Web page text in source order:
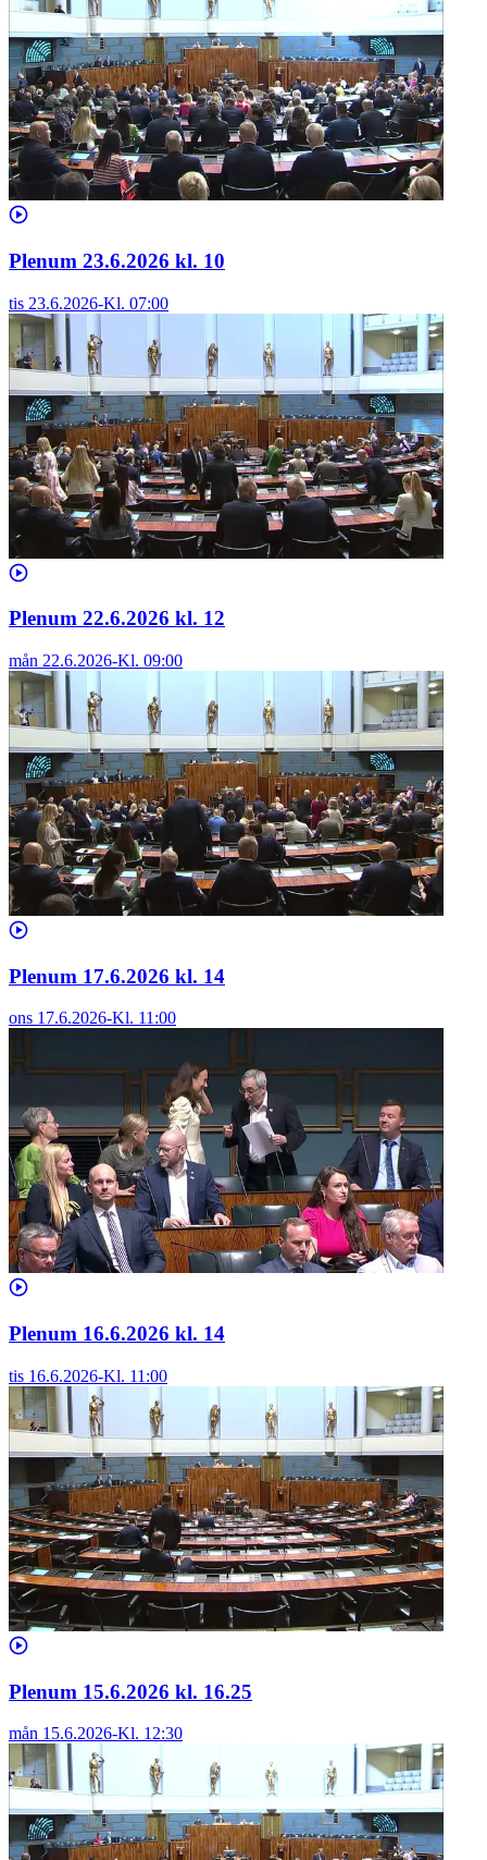
Plenum 23.6.2026 kl. 10
tis 23.6.2026-Kl. 07:00
Plenum 22.6.2026 kl. 12
mån 22.6.2026-Kl. 09:00
Plenum 17.6.2026 kl. 14
ons 17.6.2026-Kl. 11:00
Plenum 16.6.2026 kl. 14
tis 16.6.2026-Kl. 11:00
Plenum 15.6.2026 kl. 16.25
mån 15.6.2026-Kl. 12:30